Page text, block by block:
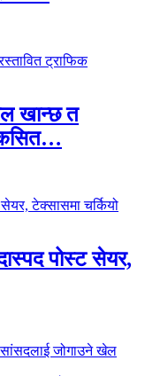
खान्छ त
पोस्ट सेयर,